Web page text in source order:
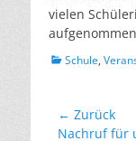
vielen
Kategorien
Schule,
← Zurück
Vorheriger
Nachruf für